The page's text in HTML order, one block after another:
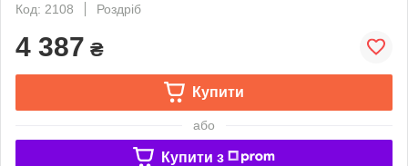
Код: 2108
Роздріб
4 387 ₴
Купити
або
Купити з